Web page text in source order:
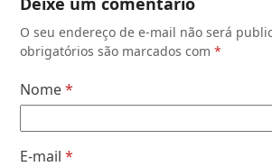
O seu endereço de e-mail não será
obrigatórios são marcados com*
Nome*
E-mail*